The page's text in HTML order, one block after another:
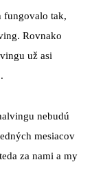
fungovalo tak,
Rovnako
už asi
nebudú
mesiacov
za nami a my